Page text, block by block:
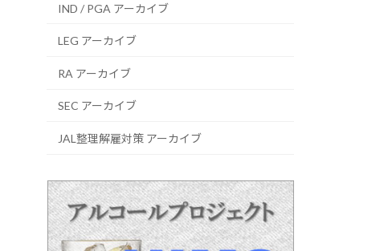
IND / PGA アーカイブ
LEG アーカイブ
RA アーカイブ
SEC アーカイブ
JAL整理解雇対策 アーカイブ